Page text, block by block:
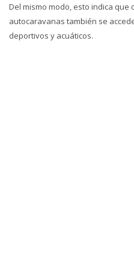
Del mismo modo, esto indica
autocaravanas también se
deportivos y acuáticos.